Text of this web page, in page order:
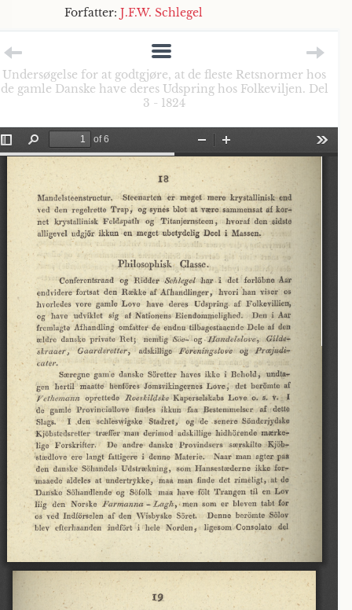
Forfatter: J.F.W. Schlegel
Undersøgelse for at godtgjøre, at de fleste Retsnormer hos
de gamle Danske have deres Udspring hos Folkeviljen. Del
3 - 1824